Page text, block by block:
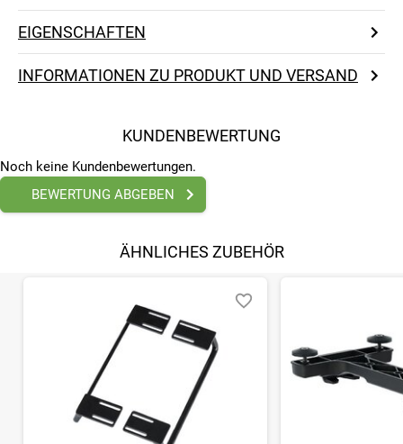
EIGENSCHAFTEN
INFORMATIONEN ZU PRODUKT UND VERSAND
KUNDENBEWERTUNG
Noch keine Kundenbewertungen.
BEWERTUNG ABGEBEN
ÄHNLICHES ZUBEHÖR